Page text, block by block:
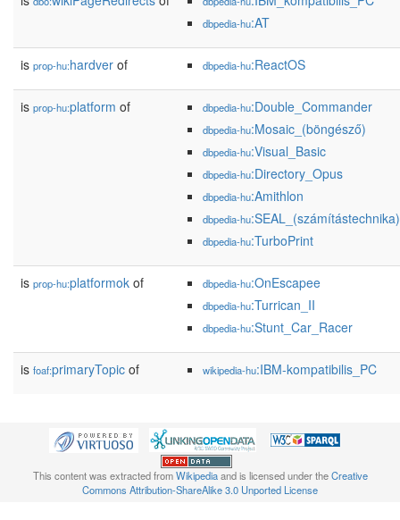
dbpedia-hu:AT
is prop-hu:hardver of dbpedia-hu:ReactOS
is prop-hu:platform of dbpedia-hu:Double_Commander
dbpedia-hu:Mosaic_(böngésző)
dbpedia-hu:Visual_Basic
dbpedia-hu:Directory_Opus
dbpedia-hu:Amithlon
dbpedia-hu:SEAL_(számítástechnika)
dbpedia-hu:TurboPrint
is prop-hu:platformok of dbpedia-hu:OnEscapee
dbpedia-hu:Turrican_II
dbpedia-hu:Stunt_Car_Racer
is foaf:primaryTopic of wikipedia-hu:IBM-kompatibilis_PC
This content was extracted fromWikipediaand is licensed under theCreative
Commons Attribution-ShareAlike 3.0 Unported License